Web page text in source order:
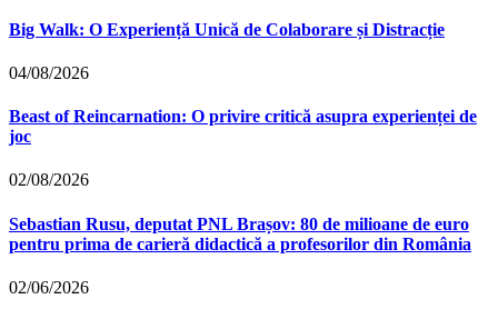
Big Walk: O Experiență Unică de Colaborare și Distracție
04/08/2026
Beast of Reincarnation: O privire critică asupra experienței de
joc
02/08/2026
Sebastian Rusu, deputat PNL Brașov: 80 de milioane de euro
pentru prima de carieră didactică a profesorilor din România
02/06/2026